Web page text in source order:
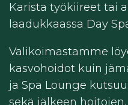
Karista työkiireet tai
laadukkaassa Day
Valikoimastamme
kasvohoidot kuin
ja Spa Lounge
sekä jälkeen hoitojen.